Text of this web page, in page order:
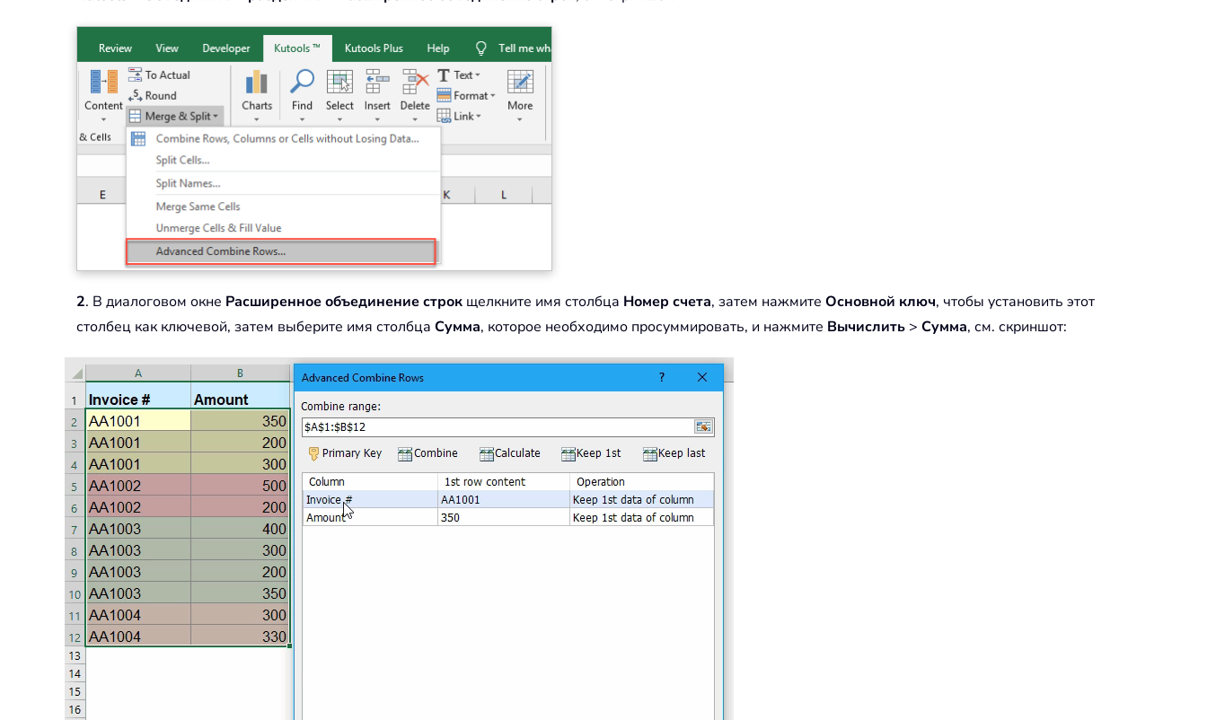
2. В диалоговом окне Расширенное объединение строк щелкните имя столбца Номер счета, затем нажмите Основной ключ, чтобы установить этот
столбец как ключевой, затем выберите имя столбца Сумма, которое необходимо просуммировать, и нажмите Вычислить > Сумма, см. скриншот: